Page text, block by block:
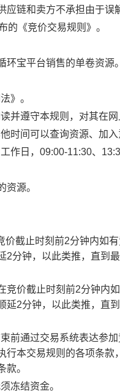
链和卖方不承担由于误
的《竞价交易规则》。
宝平台销售的单卷资源。
》。
并遵守本规则，对其在
时间可以查询资源、加入
作日，09:00-11:30、
资源。
截止时刻前2分钟内如
2分钟，以此类推，直到
竞价截止时刻前2分钟内
延2分钟，以此类推，直
前通过交易系统表达参
行本交易规则的各项条
款。
冻结资金。